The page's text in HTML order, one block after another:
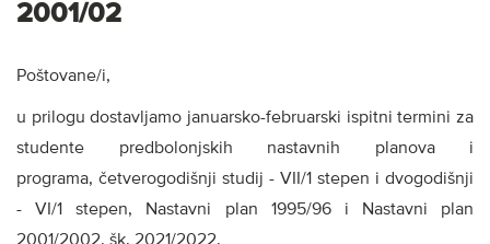
2001/02
Poštovane/i,
u prilogu dostavljamo januarsko-februarski ispitni termini za
studente predbolonjskih nastavnih planova i
programa, četverogodišnji studij - VII/1 stepen i dvogodišnji
- VI/1 stepen, Nastavni plan 1995/96 i Nastavni plan